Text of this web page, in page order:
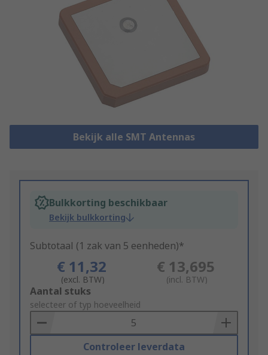
Bekijk alle SMT Antennas
Bulkkorting beschikbaar
Bekijk bulkkorting
Subtotaal (1 zak van 5 eenheden)*
€ 11,32
(excl. BTW)
€ 13,695
(incl. BTW)
Add
to
Basket
Aantal stuks
selecteer of typ hoeveelheid
Controleer leverdata